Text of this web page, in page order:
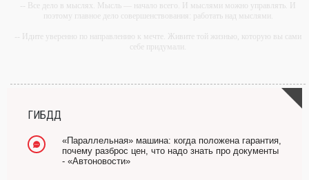
-- Все дело в мыслях. Мысль — начало всего. И мыслями можно управлять. И
поэтому главное дело совершенствования: работать над мыслями.
-- Идите уверенно по направлению к мечте. Живите той жизнью, которую вы сами
себе придумали.
-- Лучшее, что можно сделать с хорошим советом, это пропустить его мимо ушей.
Он никогда не бывает полезен никому, кроме того, кто его дал.
ГИБДД
«Параллельная» машина: когда положена гарантия,
почему разброс цен, что надо знать про документы
- «Автоновости»